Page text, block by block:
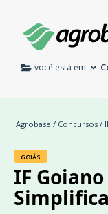
você está em
Agrobase / Concursos /
GOIÁS
IF Goiano